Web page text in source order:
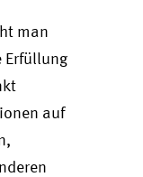
man
Erfüllung
auf